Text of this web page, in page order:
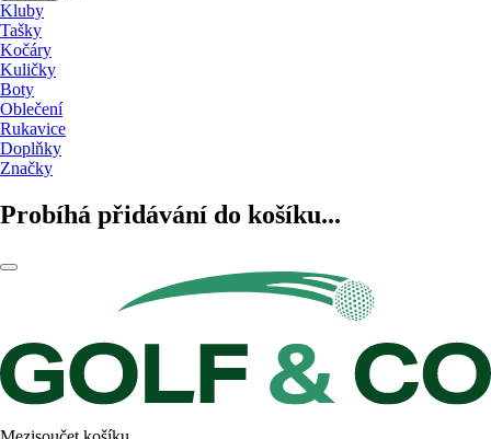
Kluby
Tašky
Kočáry
Kuličky
Boty
Oblečení
Rukavice
Doplňky
Značky
Probíhá přidávání do košíku...